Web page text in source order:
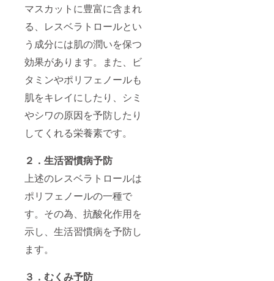
マスカットに豊富に含まれ
る、レスベラトロールとい
う成分には肌の潤いを保つ
効果があります。また、ビ
タミンやポリフェノールも
肌をキレイにしたり、シミ
やシワの原因を予防したり
してくれる栄養素です。
２．生活習慣病予防
上述のレスベラトロールは
ポリフェノールの一種で
す。その為、抗酸化作用を
示し、生活習慣病を予防し
ます。
３．むくみ予防